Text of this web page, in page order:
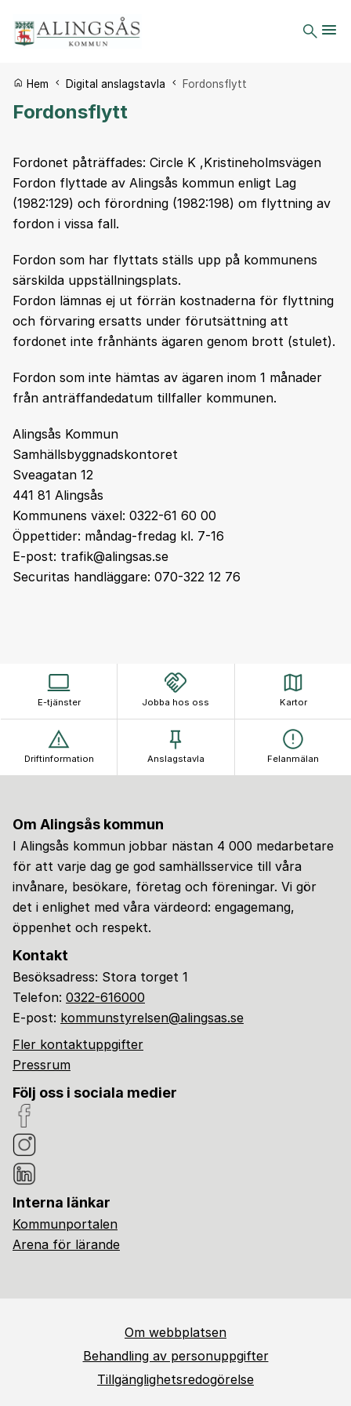
Du är här:
Hem Digital anslagstavla Fordonsflytt
Fordonsflytt
Fordonet påträffades: Circle K ,Kristineholmsvägen
Fordon flyttade av Alingsås kommun enligt Lag
(1982:129) och förordning (1982:198) om flyttning av
fordon i vissa fall.
Fordon som har flyttats ställs upp på kommunens
särskilda uppställningsplats.
Fordon lämnas ej ut förrän kostnaderna för flyttning
och förvaring ersatts under förutsättning att
fordonet inte frånhänts ägaren genom brott (stulet).
Fordon som inte hämtas av ägaren inom 1 månader
från anträffandedatum tillfaller kommunen.
Alingsås Kommun
Samhällsbyggnadskontoret
Sveagatan 12
441 81 Alingsås
Kommunens växel: 0322-61 60 00
Öppettider: måndag-fredag kl. 7-16
E-post: trafik@alingsas.se
Securitas handläggare: 070-322 12 76
E-tjänster Jobba hos oss Kartor
Driftinformation Anslagstavla Felanmälan
Om Alingsås kommun
I Alingsås kommun jobbar nästan 4 000 medarbetare
för att varje dag ge god samhällsservice till våra
invånare, besökare, företag och föreningar. Vi gör
det i enlighet med våra värdeord: engagemang,
öppenhet och respekt.
Kontakt
Besöksadress: Stora torget 1
Telefon: 0322-616000
E-post: kommunstyrelsen@alingsas.se
Fler kontaktuppgifter
Pressrum
Följ oss i sociala medier
Interna länkar
Kommunportalen
Arena för lärande
Om webbplatsen
Behandling av personuppgifter
Tillgänglighetsredogörelse